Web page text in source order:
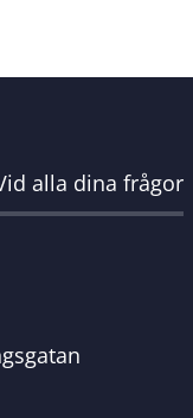
alla dina frågor